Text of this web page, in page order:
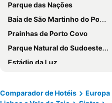
Hotel Alvorada
Flag Hotel Lisboa Sintra
B&B HOTEL Lisboa Oeiras
Hotel Real Oeiras
Arribas Sintra Hotel
Lagoas Park Hotel
Parque das Nações
Baía de São Martinho do Porto
Prainhas de Porto Covo
Parque Natural do Sudoeste Alentejano e Costa Vicentina
Estádio da Luz
Barragem do Alqueva
Comparador de Hotéis Europa